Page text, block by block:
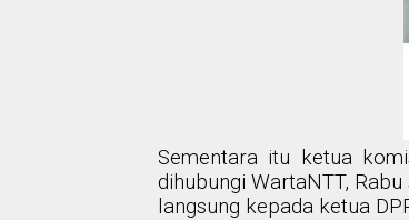
Sementara itu ketua
dihubungi WartaNTT,
langsung kepada ketua